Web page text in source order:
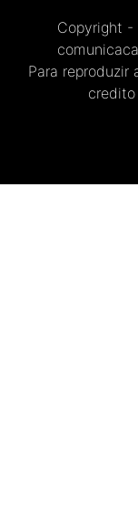
Copyright -
Para reproduzir